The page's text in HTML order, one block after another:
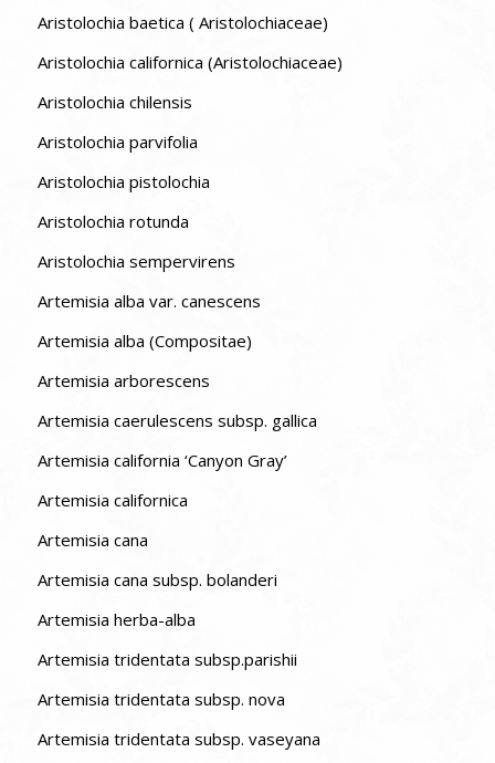
Aristolochia baetica ( Aristolochiaceae)
Aristolochia californica (Aristolochiaceae)
Aristolochia chilensis
Aristolochia parvifolia
Aristolochia pistolochia
Aristolochia rotunda
Aristolochia sempervirens
Artemisia alba var. canescens
Artemisia alba (Compositae)
Artemisia arborescens
Artemisia caerulescens subsp. gallica
Artemisia california ‘Canyon Gray’
Artemisia californica
Artemisia cana
Artemisia cana subsp. bolanderi
Artemisia herba-alba
Artemisia tridentata subsp.parishii
Artemisia tridentata subsp. nova
Artemisia tridentata subsp. vaseyana